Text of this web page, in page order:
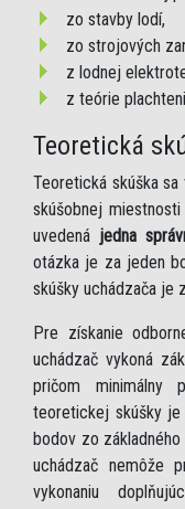
zo stavby lodí,
zo strojových
z lodnej
z teórie
Teoretická
Teoretická skúška sa
skúšobnej
uvedená jedna
otázka je za jeden
skúšky uchádzača je
Pre získanie
uchádzač vykoná
pričom minimálny
teoretickej skúšky je
bodov zo
uchádzač nemôže
vykonaniu